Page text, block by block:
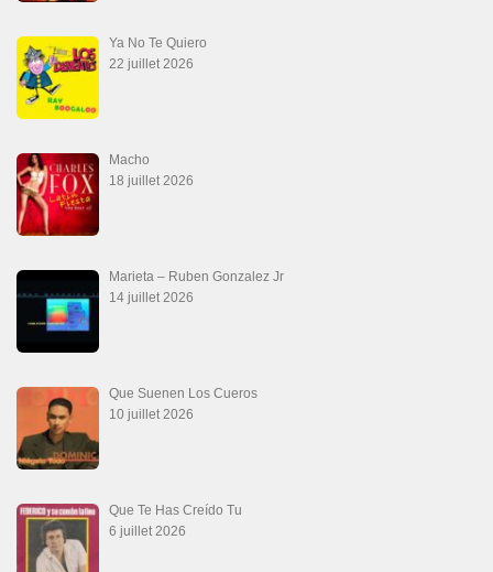
Ya No Te Quiero
22 juillet 2026
Macho
18 juillet 2026
Marieta – Ruben Gonzalez Jr
14 juillet 2026
Que Suenen Los Cueros
10 juillet 2026
Que Te Has Creído Tu
6 juillet 2026